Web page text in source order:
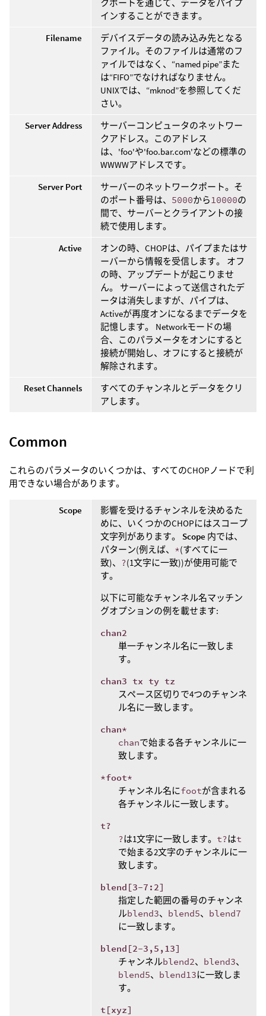
クポートを通じて、データをパイプ
インすることができます。
Filename
デバイスデータの読み込み先となる
ファイル。そのファイルは通常のフ
ァイルではなく、“named pipe”また
は“FIFO”でなければなりません。
UNIXでは、“mknod”を参照してくだ
さい。
Server Address
サーバーコンピュータのネットワー
クアドレス。このアドレス
は、'foo'や'foo.bar.com'などの標準の
WWWWアドレスです。
Server Port
サーバーのネットワークポート。そ
のポート番号は、 5000から 10000の
間で、サーバーとクライアントの接
続で使用します。
Active
オンの時、CHOPは、パイプまたはサ
ーバーから情報を受信します。 オフ
の時、アップデートが起こりませ
ん。 サーバーによって送信されたデ
ータは消失しますが、パイプは、
Activeが再度オンになるまでデータを
記憶します。 Networkモードの場
合、このパラメータをオンにすると
接続が開始し、オフにすると接続が
解除されます。
Reset Channels
すべてのチャンネルとデータをクリ
アします。
Common
これらのパラメータのいくつかは、すべてのCHOPノードで利
用できない場合があります。
Scope
影響を受けるチャンネルを決めるた
めに、いくつかのCHOPにはスコープ
文字列があります。 Scope 内では、
パターン(例えば、 *(すべてに一
致)、
?(1文字に一致))が使用可能で
す。
以下に可能なチャンネル名マッチン
グオプションの例を載せます:
chan2
単一チャンネル名に一致しま
す。
chan3 tx ty tz
スペース区切りで4つのチャンネ
ル名に一致します。
chan*
chanで始まる各チャンネルに一
致します。
*foot*
チャンネル名にfootが含まれる
各チャンネルに一致します。
t?
?は1文字に一致します。 t?はt
で始まる2文字のチャンネルに一
致します。
blend[3-7:2]
指定した範囲の番号のチャンネ
ルblend3、 blend5、 blend7
に一致します。
blend[2-3,5,13]
チャンネルblend2、 blend3、
blend5、 blend13に一致しま
す。
t[xyz]